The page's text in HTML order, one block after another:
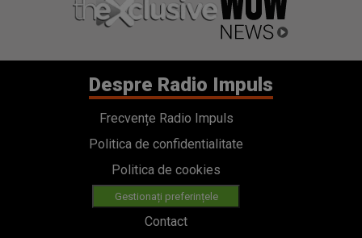
Despre Radio Impuls
Frecvențe Radio Impuls
Politica de confidentialitate
Politica de cookies
Gestionați preferințele
Contact